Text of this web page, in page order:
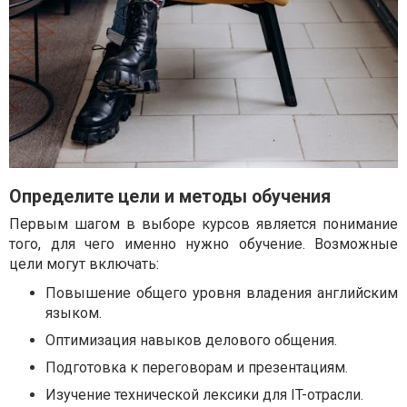
Определите цели и методы обучения
Первым шагом в выборе курсов является понимание
того, для чего именно нужно обучение. Возможные
цели могут включать:
Повышение общего уровня владения английским
языком.
Оптимизация навыков делового общения.
Подготовка к переговорам и презентациям.
Изучение технической лексики для IT-отрасли.